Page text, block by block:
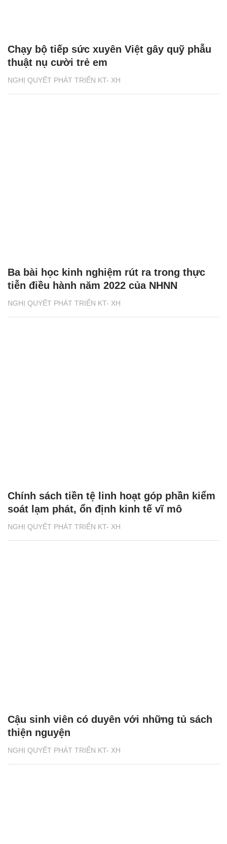
NGHỊ QUYẾT PHÁT TRIỂN KT- XH
Chạy bộ tiếp sức xuyên Việt gây quỹ phẫu
thuật nụ cười trẻ em
NGHỊ QUYẾT PHÁT TRIỂN KT- XH
Ba bài học kinh nghiệm rút ra trong thực
tiễn điều hành năm 2022 của NHNN
NGHỊ QUYẾT PHÁT TRIỂN KT- XH
Chính sách tiền tệ linh hoạt góp phần kiểm
soát lạm phát, ổn định kinh tế vĩ mô
NGHỊ QUYẾT PHÁT TRIỂN KT- XH
Cậu sinh viên có duyên với những tủ sách
thiện nguyện